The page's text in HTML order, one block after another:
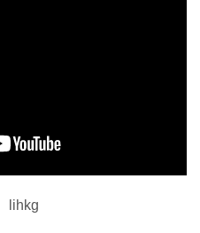
lihkg